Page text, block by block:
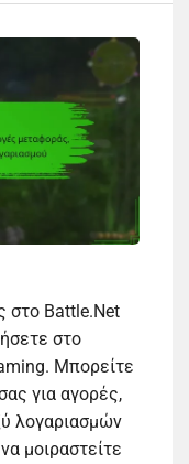
στο Battle.Net
στο
Μπορείτε
για αγορές,
λογαριασμών
μοιραστείτε